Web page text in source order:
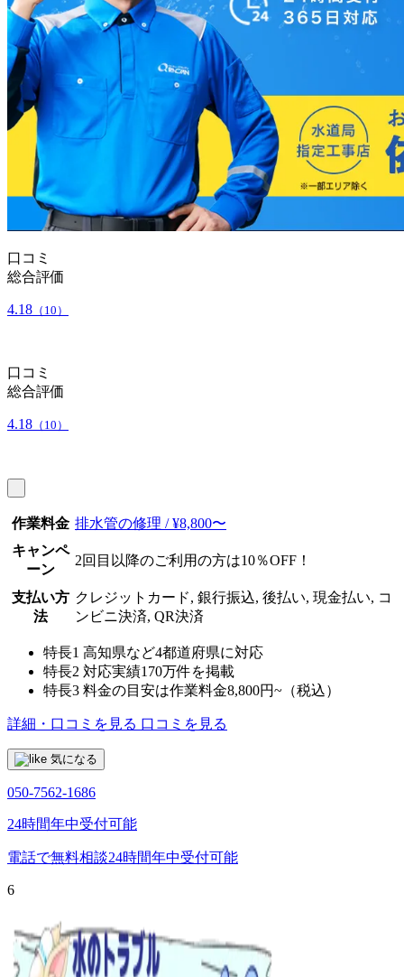
口コミ
総合評価
4.18 （10）
口コミ
総合評価
4.18 （10）
作業料金 排水管の修理 / ¥8,800〜
キャンペ
ーン
2回目以降のご利用の方は10％OFF！
支払い方
法
クレジットカード, 銀行振込, 後払い, 現金払い, コ
ンビニ決済, QR決済
特長1 高知県など4都道府県に対応
特長2 対応実績170万件を掲載
特長3 料金の目安は作業料金8,800円~（税込）
詳細・口コミを見る 口コミを見る
気になる
050-7562-1686
24時間年中受付可能
電話で無料相談24時間年中受付可能
6